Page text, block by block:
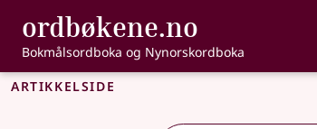
Gå til hovudinnhald
Tilgjenge
ordbøkene.no ,
Bokmålsordboka og Nynorskordboka
Artikkelside